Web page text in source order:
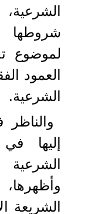
شروطها
لموضوع
العمود
الشرعية.
إليها
الشريعة